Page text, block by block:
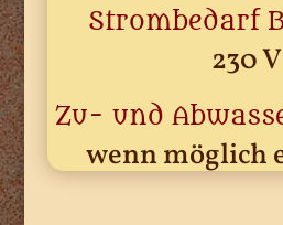
Strombedarf
230 V
Zu- und
wenn möglich